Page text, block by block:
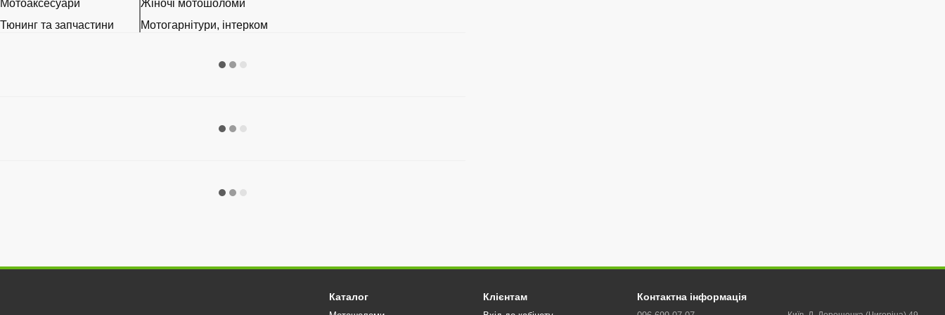
Мотоаксесуари
Тюнинг та запчастини
Жіночі мотошоломи
Мотогарнітури, інтерком
Каталог Клієнтам Контактна інформація